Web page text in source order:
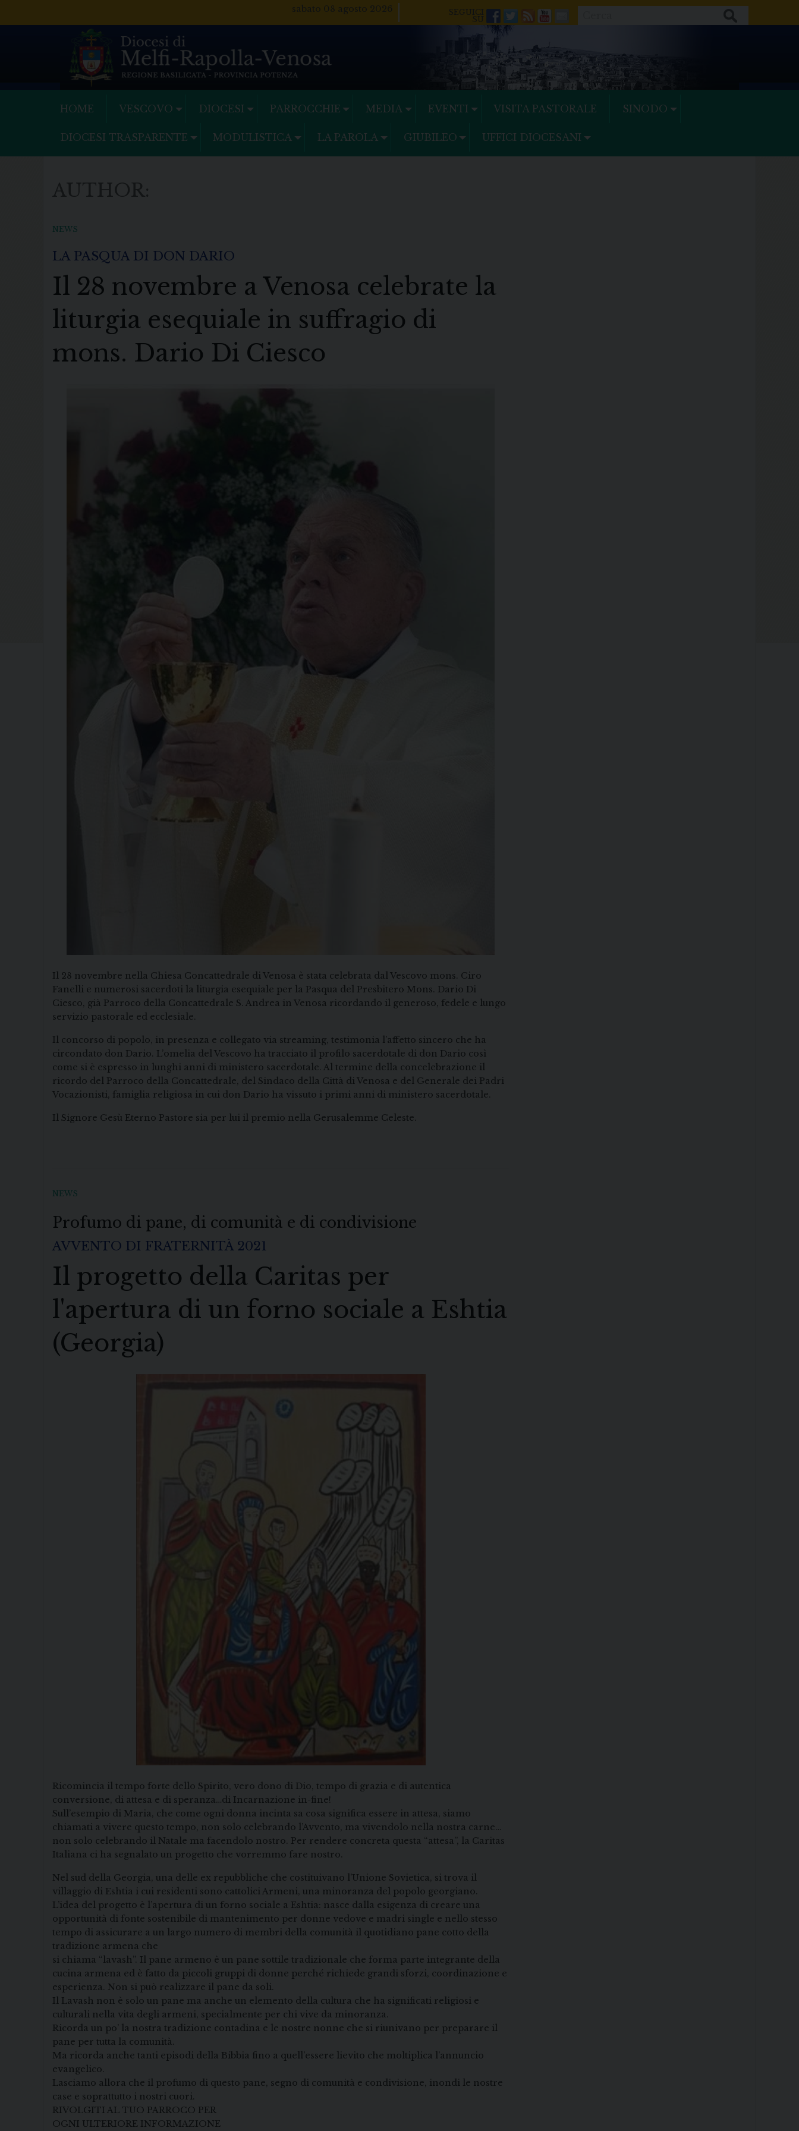
sabato 08 agosto 2026
Facebook
Twitter
FeedsYoutube
Mail
HOME VESCOVO DIOCESI PARROCCHIE MEDIA EVENTI VISITA PASTORALE SINODO
DIOCESI TRASPARENTE MODULISTICA LA PAROLA GIUBILEO UFFICI DIOCESANI
NEWS
LA PASQUA DI DON DARIO
Il 28 novembre a Venosa celebrate la
liturgia esequiale in suffragio di
mons. Dario Di Ciesco
Il 28 novembre nella Chiesa Concattedrale di Venosa è stata celebrata dal Vescovo mons. Ciro
Fanelli e numerosi sacerdoti la liturgia esequiale per la Pasqua del Presbitero Mons. Dario Di
Ciesco, già Parroco della Concattedrale S. Andrea in Venosa ricordando il generoso, fedele e lungo
servizio pastorale ed ecclesiale.
Il concorso di popolo, in presenza e collegato via streaming, testimonia l’affetto sincero che ha
circondato don Dario. L’omelia del Vescovo ha tracciato il profilo sacerdotale di don Dario così
come si è espresso in lunghi anni di ministero sacerdotale. Al termine della concelebrazione il
ricordo del Parroco della Concattedrale, del Sindaco della Città di Venosa e del Generale dei Padri
Vocazionisti, famiglia religiosa in cui don Dario ha vissuto i primi anni di ministero sacerdotale.
Il Signore Gesù Eterno Pastore sia per lui il premio nella Gerusalemme Celeste.
NEWS
Profumo di pane, di comunità e di condivisione
AVVENTO DI FRATERNITÀ 2021
Il progetto della Caritas per
l'apertura di un forno sociale a Eshtia
(Georgia)
Ricomincia il tempo forte dello Spirito, vero dono di Dio, tempo di grazia e di autentica
conversione, di attesa e di speranza…di Incarnazione in-fine!
Sull’esempio di Maria, che come ogni donna incinta sa cosa significa essere in attesa, siamo
chiamati a vivere questo tempo, non solo celebrando l’Avvento, ma vivendolo nella nostra carne…
non solo celebrando il Natale ma facendolo nostro. Per rendere concreta questa “attesa”, la Caritas
Italiana ci ha segnalato un progetto che vorremmo fare nostro.
Nel sud della Georgia, una delle ex repubbliche che costituivano l’Unione Sovietica, si trova il
villaggio di Eshtia i cui residenti sono cattolici Armeni, una minoranza del popolo georgiano.
L’idea del progetto è l’apertura di un forno sociale a Eshtia: nasce dalla esigenza di creare una
opportunità di fonte sostenibile di mantenimento per donne vedove e madri single e nello stesso
tempo di assicurare a un largo numero di membri della comunità il quotidiano pane cotto della
tradizione armena che
si chiama “lavash”. Il pane armeno è un pane sottile tradizionale che forma parte integrante della
cucina armena ed è fatto da piccoli gruppi di donne perché richiede grandi sforzi, coordinazione e
esperienza. Non si può realizzare il pane da soli.
Il Lavash non è solo un pane ma anche un elemento della cultura che ha significati religiosi e
culturali nella vita degli armeni, specialmente per chi vive da minoranza.
Ricorda un po’ la nostra tradizione contadina e le nostre nonne che si riunivano per preparare il
pane per tutta la comunità.
Ma ricorda anche tanti episodi della Bibbia fino a quell’essere lievito che moltiplica l’annuncio
evangelico.
Lasciamo allora che il profumo di questo pane, segno di comunità e condivisione, inondi le nostre
case e soprattutto i nostri cuori.
RIVOLGITI AL TUO PARROCO PER
OGNI ULTERIORE INFORMAZIONE